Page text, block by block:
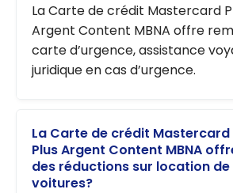
La Carte de crédit Mastercard
Argent Content MBNA offre
carte d’urgence, assistance
juridique en cas d’urgence.
La Carte de crédit Mastercard
Plus Argent Content MBNA
des réductions sur location de
voitures?